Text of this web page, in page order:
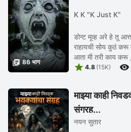
 86 भाग
K K "K Just K"
डोन्ट मूव्ह अरे हे तू
राहायची सोय कुठं करू
आता मी तरी काय करू
गेले 5 दिवस , त्यात या
 4.8 (15K) 
माझ्या काही
संग्रह...
नयन सुतार